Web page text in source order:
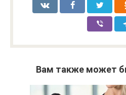
Вам также может